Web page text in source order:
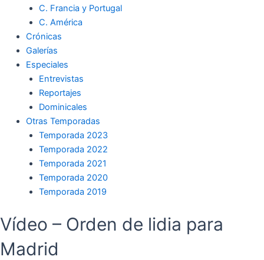
C. Francia y Portugal
C. América
Crónicas
Galerías
Especiales
Entrevistas
Reportajes
Dominicales
Otras Temporadas
Temporada 2023
Temporada 2022
Temporada 2021
Temporada 2020
Temporada 2019
Vídeo – Orden de lidia para
Madrid